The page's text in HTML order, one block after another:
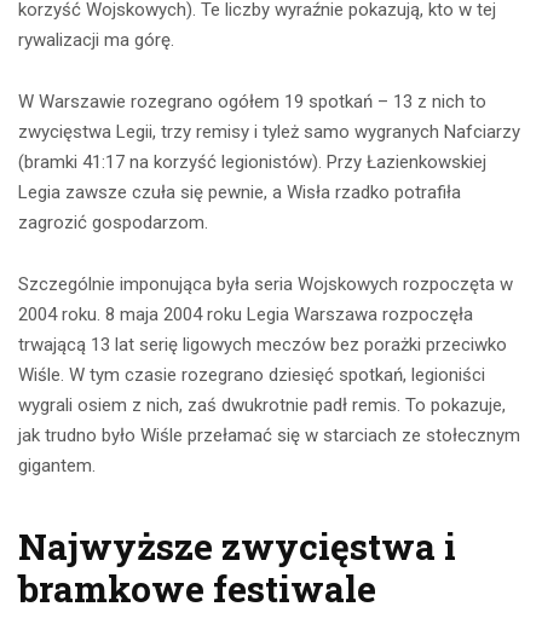
korzyść Wojskowych). Te liczby wyraźnie pokazują, kto w tej
rywalizacji ma górę.
W Warszawie rozegrano ogółem 19 spotkań – 13 z nich to
zwycięstwa Legii, trzy remisy i tyleż samo wygranych Nafciarzy
(bramki 41:17 na korzyść legionistów). Przy Łazienkowskiej
Legia zawsze czuła się pewnie, a Wisła rzadko potrafiła
zagrozić gospodarzom.
Szczególnie imponująca była seria Wojskowych rozpoczęta w
2004 roku. 8 maja 2004 roku Legia Warszawa rozpoczęła
trwającą 13 lat serię ligowych meczów bez porażki przeciwko
Wiśle. W tym czasie rozegrano dziesięć spotkań, legioniści
wygrali osiem z nich, zaś dwukrotnie padł remis. To pokazuje,
jak trudno było Wiśle przełamać się w starciach ze stołecznym
gigantem.
Najwyższe zwycięstwa i
bramkowe festiwale